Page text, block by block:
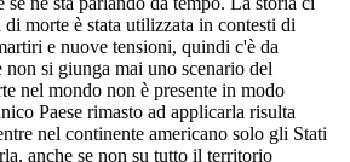
morte è stata utilizzata in contesti di
e nuove tensioni, quindi c'è da
non si giunga mai uno scenario del
nel mondo non è presente in modo
Paese rimasto ad applicarla risulta
nel continente americano solo gli Stati
anche se non su tutto il territorio